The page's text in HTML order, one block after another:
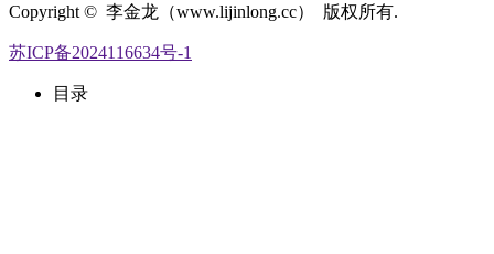
Copyright © 李金龙（www.lijinlong.cc） 版权所有.
苏ICP备2024116634号-1
目录